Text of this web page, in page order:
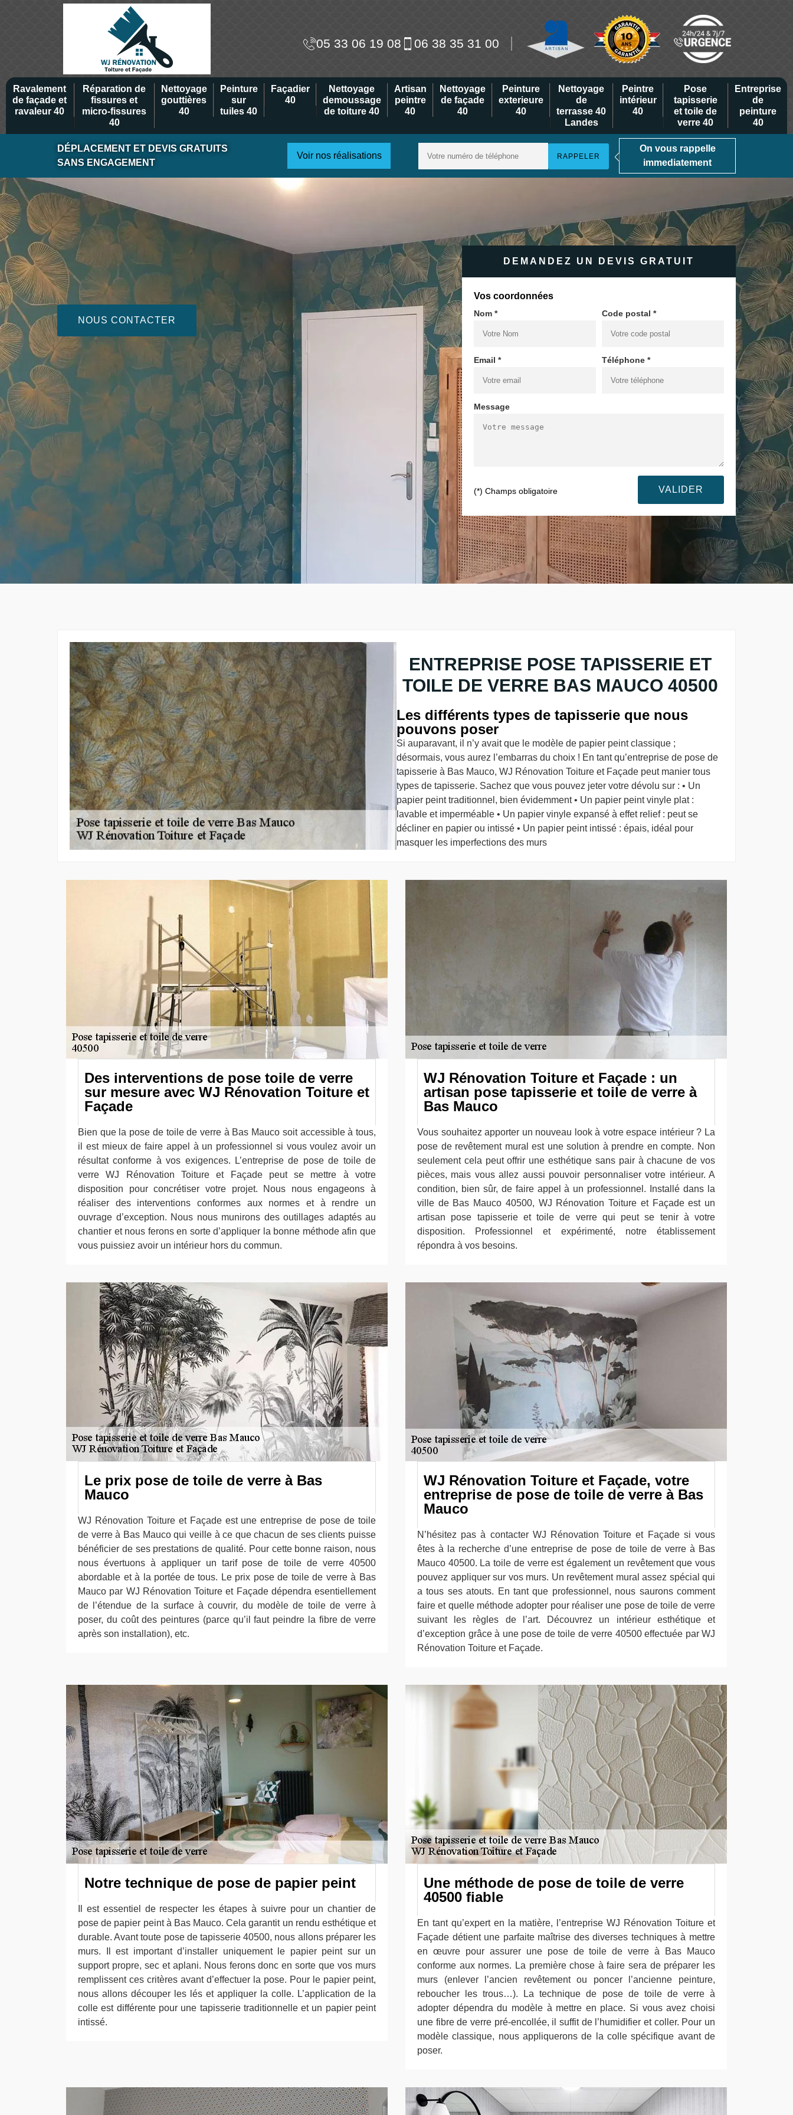
05 33 06 19 08 06 38 35 31 00
Ravalement
de façade et
ravaleur 40
Réparation de
fissures et
micro-fissures
40
Nettoyage
gouttières
40
Peinture
sur
tuiles 40
Façadier
40
Nettoyage
demoussage
de toiture 40
Artisan
peintre
40
Nettoyage
de façade
40
Peinture
exterieure
40
Nettoyage
de
terrasse 40
Landes
Peintre
intérieur
40
Pose
tapisserie
et toile de
verre 40
Entreprise
de
peinture
40
DÉPLACEMENT ET DEVIS GRATUITS
SANS ENGAGEMENT
Voir nos réalisations
On vous rappelle
immediatement
NOUS CONTACTER
DEMANDEZ UN DEVIS GRATUIT
Vos coordonnées
Nom * Code postal *
Email * Téléphone *
Message
(*) Champs obligatoire
ENTREPRISE POSE TAPISSERIE ET
TOILE DE VERRE BAS MAUCO 40500
Les différents types de tapisserie que nous
pouvons poser
Si auparavant, il n’y avait que le modèle de papier peint classique ;
désormais, vous aurez l’embarras du choix ! En tant qu’entreprise de pose de
tapisserie à Bas Mauco, WJ Rénovation Toiture et Façade peut manier tous
types de tapisserie. Sachez que vous pouvez jeter votre dévolu sur : • Un
papier peint traditionnel, bien évidemment • Un papier peint vinyle plat :
lavable et imperméable • Un papier vinyle expansé à effet relief : peut se
décliner en papier ou intissé • Un papier peint intissé : épais, idéal pour
masquer les imperfections des murs
Des interventions de pose toile de verre
sur mesure avec WJ Rénovation Toiture et
Façade
Bien que la pose de toile de verre à Bas Mauco soit accessible à tous,
il est mieux de faire appel à un professionnel si vous voulez avoir un
résultat conforme à vos exigences. L’entreprise de pose de toile de
verre WJ Rénovation Toiture et Façade peut se mettre à votre
disposition pour concrétiser votre projet. Nous nous engageons à
réaliser des interventions conformes aux normes et à rendre un
ouvrage d’exception. Nous nous munirons des outillages adaptés au
chantier et nous ferons en sorte d’appliquer la bonne méthode afin que
vous puissiez avoir un intérieur hors du commun.
WJ Rénovation Toiture et Façade : un
artisan pose tapisserie et toile de verre à
Bas Mauco
Vous souhaitez apporter un nouveau look à votre espace intérieur ? La
pose de revêtement mural est une solution à prendre en compte. Non
seulement cela peut offrir une esthétique sans pair à chacune de vos
pièces, mais vous allez aussi pouvoir personnaliser votre intérieur. A
condition, bien sûr, de faire appel à un professionnel. Installé dans la
ville de Bas Mauco 40500, WJ Rénovation Toiture et Façade est un
artisan pose tapisserie et toile de verre qui peut se tenir à votre
disposition. Professionnel et expérimenté, notre établissement
répondra à vos besoins.
Le prix pose de toile de verre à Bas
Mauco
WJ Rénovation Toiture et Façade est une entreprise de pose de toile
de verre à Bas Mauco qui veille à ce que chacun de ses clients puisse
bénéficier de ses prestations de qualité. Pour cette bonne raison, nous
nous évertuons à appliquer un tarif pose de toile de verre 40500
abordable et à la portée de tous. Le prix pose de toile de verre à Bas
Mauco par WJ Rénovation Toiture et Façade dépendra esentiellement
de l’étendue de la surface à couvrir, du modèle de toile de verre à
poser, du coût des peintures (parce qu’il faut peindre la fibre de verre
après son installation), etc.
WJ Rénovation Toiture et Façade, votre
entreprise de pose de toile de verre à Bas
Mauco
N’hésitez pas à contacter WJ Rénovation Toiture et Façade si vous
êtes à la recherche d’une entreprise de pose de toile de verre à Bas
Mauco 40500. La toile de verre est également un revêtement que vous
pouvez appliquer sur vos murs. Un revêtement mural assez spécial qui
a tous ses atouts. En tant que professionnel, nous saurons comment
faire et quelle méthode adopter pour réaliser une pose de toile de verre
suivant les règles de l’art. Découvrez un intérieur esthétique et
d’exception grâce à une pose de toile de verre 40500 effectuée par WJ
Rénovation Toiture et Façade.
Notre technique de pose de papier peint
Il est essentiel de respecter les étapes à suivre pour un chantier de
pose de papier peint à Bas Mauco. Cela garantit un rendu esthétique et
durable. Avant toute pose de tapisserie 40500, nous allons préparer les
murs. Il est important d’installer uniquement le papier peint sur un
support propre, sec et aplani. Nous ferons donc en sorte que vos murs
remplissent ces critères avant d’effectuer la pose. Pour le papier peint,
nous allons découper les lés et appliquer la colle. L’application de la
colle est différente pour une tapisserie traditionnelle et un papier peint
intissé.
Une méthode de pose de toile de verre
40500 fiable
En tant qu’expert en la matière, l’entreprise WJ Rénovation Toiture et
Façade détient une parfaite maîtrise des diverses techniques à mettre
en œuvre pour assurer une pose de toile de verre à Bas Mauco
conforme aux normes. La première chose à faire sera de préparer les
murs (enlever l’ancien revêtement ou poncer l’ancienne peinture,
reboucher les trous…). La technique de pose de toile de verre à
adopter dépendra du modèle à mettre en place. Si vous avez choisi
une fibre de verre pré-encollée, il suffit de l’humidifier et coller. Pour un
modèle classique, nous appliquerons de la colle spécifique avant de
poser.